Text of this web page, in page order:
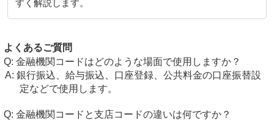
すく解説します。
よくあるご質問
金融機関コードはどのような場面で使用しますか？
銀行振込、給与振込、口座登録、公共料金の口座振替設
定などで使用します。
金融機関コードと支店コードの違いは何ですか？